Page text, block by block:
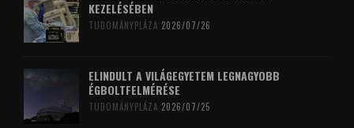
KEZELÉSÉBEN
TUDOMÁNYPLÁZA 2026/07/26
ELINDULT A VILÁGEGYETEM LEGNAGYOBB
ÉGBOLTFELMÉRÉSE
TUDOMÁNYPLÁZA 2026/07/25